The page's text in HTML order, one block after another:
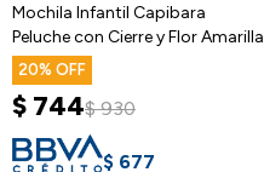
Mochila Infantil Capibara
Peluche con Cierre y Flor Amarilla
20
$ 744$ 930
$ 677